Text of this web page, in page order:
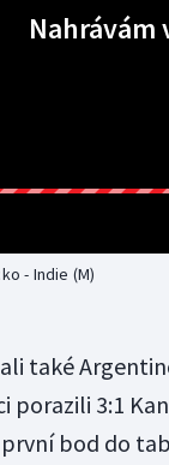
Nahrávám
- Indie (M)
také
porazili 3:1
bod do